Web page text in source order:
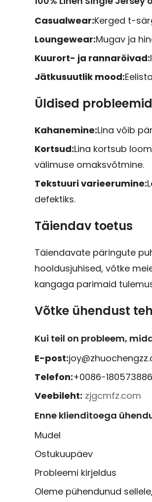
Casualwear:Kerged t-
Loungewear:Mugav ja
Kuurort- ja rannarõivad:
Jätkusuutlik mood:
Üldised probleemid
Kahanemine:Lina võib
Kortsud:Lina kortsub
välimuse omaksvõtmine.
Tekstuuri varieerumine:
defektiks.
Täiendav toetus
Täiendavate päringute
hooldusjuhised, võtke
kangaga parimaid
Võtke ühendust
Kui teil on probleem,
E-post:
Telefon:+0086-
Veebileht: zjgcmfz.com
Enne klienditoega
Mudel
Ostukuupäev
Probleemi kirjeldus
Oleme pühendunud